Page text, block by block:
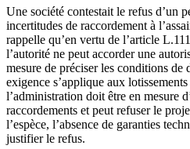
Une société contestait le refus d’un
incertitudes de raccordement à
rappelle qu’en vertu de l’article
l’autorité ne peut accorder une
mesure de préciser les conditions de
exigence s’applique aux
l’administration doit être en mesure
raccordements et peut refuser le
l’espèce, l’absence de garanties
justifier le refus.